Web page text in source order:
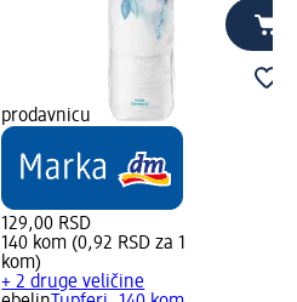
prodavnicu
129,00 RSD
140 kom (0,92 RSD za 1
kom)
+ 2 druge veličine